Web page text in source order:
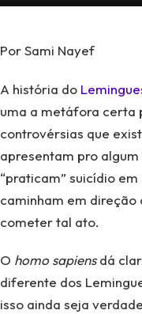
Por Sami Nayef
A história do
uma a metáfora certa
controvérsias que
apresentam pro
“praticam” suicídio
caminham em direção
cometer tal ato.
O homo sapiensdá
diferente dos
isso ainda seja